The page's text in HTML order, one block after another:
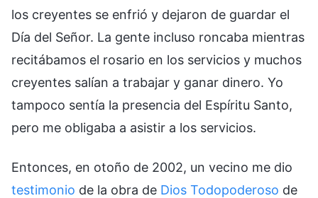
los creyentes se enfrió y dejaron de guardar el
Día del Señor. La gente incluso roncaba mientras
recitábamos el rosario en los servicios y muchos
creyentes salían a trabajar y ganar dinero. Yo
tampoco sentía la presencia del Espíritu Santo,
pero me obligaba a asistir a los servicios.
Entonces, en otoño de 2002, un vecino me dio
testimonio de la obra de Dios Todopoderoso de